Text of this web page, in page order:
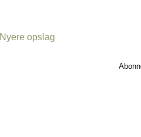
Nyere opslag